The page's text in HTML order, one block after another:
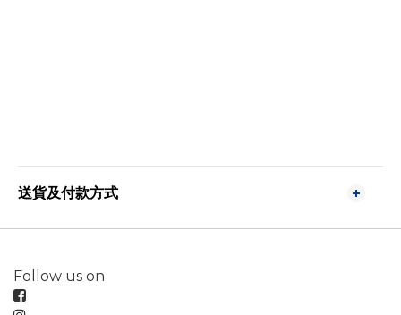
送貨及付款方式
Follow us on